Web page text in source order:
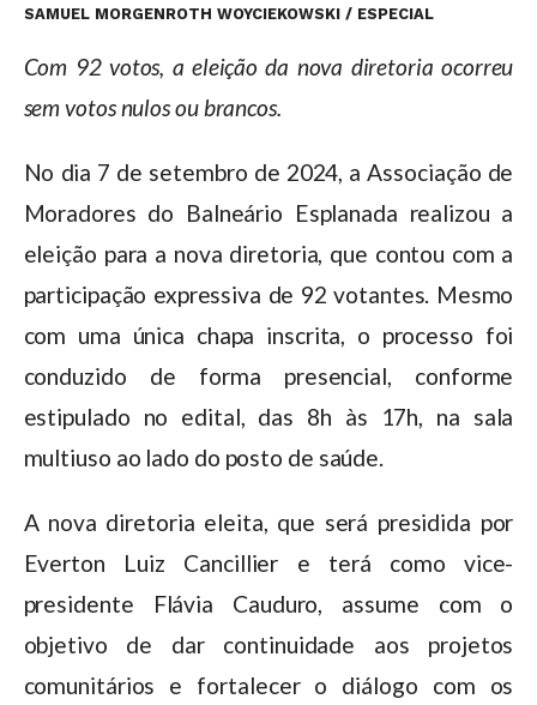
SAMUEL MORGENROTH WOYCIEKOWSKI / ESPECIAL
Com 92 votos, a eleição da nova diretoria ocorreu
sem votos nulos ou brancos.
No dia 7 de setembro de 2024, a Associação de
Moradores do Balneário Esplanada realizou a
eleição para a nova diretoria, que contou com a
participação expressiva de 92 votantes. Mesmo
com uma única chapa inscrita, o processo foi
conduzido de forma presencial, conforme
estipulado no edital, das 8h às 17h, na sala
multiuso ao lado do posto de saúde.
A nova diretoria eleita, que será presidida por
Everton Luiz Cancillier e terá como vice-
presidente Flávia Cauduro, assume com o
objetivo de dar continuidade aos projetos
comunitários e fortalecer o diálogo com os